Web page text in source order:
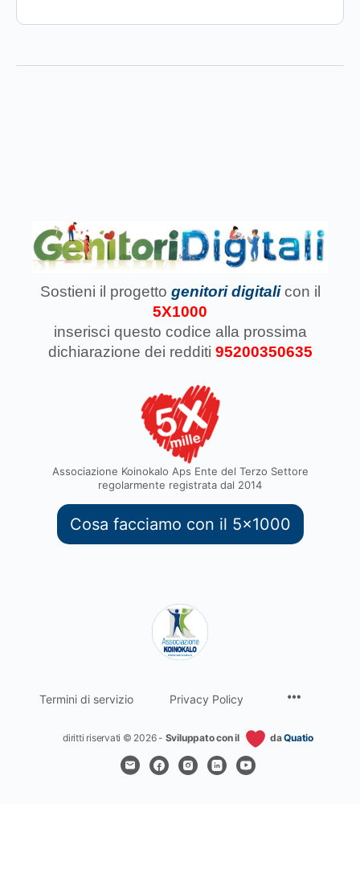
Sostieni il progetto genitori digitali con il
5X1000
inserisci questo codice alla prossima
dichiarazione dei redditi 95200350635
Associazione Koinokalo Aps Ente del Terzo Settore
regolarmente registrata dal 2014
Cosa facciamo con il 5x1000
Termini di servizio Privacy Policy
diritti riservati © 2026 - Sviluppato con il daQuatio